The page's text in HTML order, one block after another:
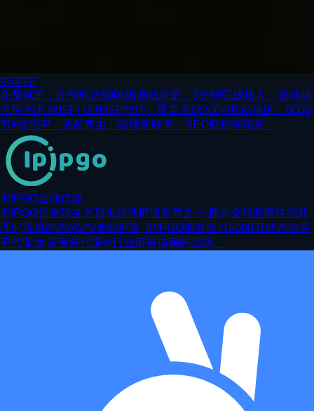
9HTTP
免费试用，注册即送500MB测试流量，5分钟完成接入。提供动
态住宅/长效ISP/ 优质ISP代理，覆盖全球200+国家/地区、8000
万+住宅IP，适配爬虫、跨境多账号、SEO监控等场景。
IPIPGO全球代理
IPIPGO是全球各大顶尖代理IP服务商之一,拥有全球高匿住宅代
理IP,提供静态/动态/专线IP等; IPIPGO拥有超过9000万动态住宅
IP代理池,是海外代理ip行业值得信赖的品牌。